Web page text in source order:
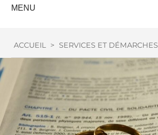
MENU
ACCUEIL > SERVICES ET DÉMARCHES